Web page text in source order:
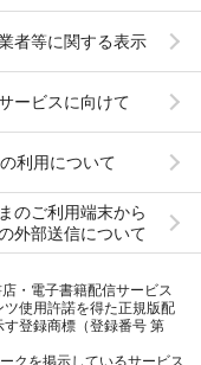
者等に関する表示
ービスに向けて
利用について
のご利用端末から
外部送信について
・電子書籍配信サービス
使用許諾を得た正規版配
登録商標（登録番号 第
クを掲示しているサービス